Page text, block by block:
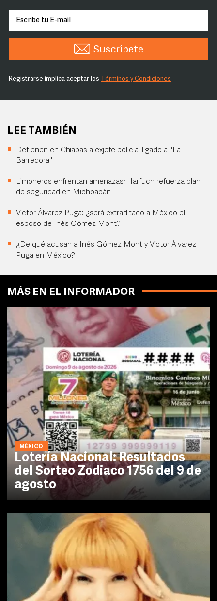
Suscríbete
Registrarse implica aceptar los Términos y Condiciones
LEE TAMBIÉN
Detienen en Chiapas a exjefe policial ligado a "La
Barredora"
Limoneros enfrentan amenazas; Harfuch refuerza plan
de seguridad en Michoacán
Víctor Álvarez Puga: ¿será extraditado a México el
esposo de Inés Gómez Mont?
¿De qué acusan a Inés Gómez Mont y Víctor Álvarez
Puga en México?
MÁS EN EL INFORMADOR
MÉXICO
Lotería Nacional: Resultados
del Sorteo Zodiaco 1756 del 9 de
agosto